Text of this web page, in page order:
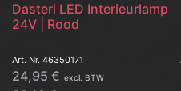
Dasteri LED Interieurlamp
24V | Rood
Art. Nr. 46350171
24,95 € excl. BTW